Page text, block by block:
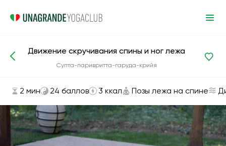
Асаны и упражнения Позы лежа на спине
Движение скручивания спины и ног лежа
Супта-паривритта-гаруда-крийя
2 мин 24 баллов 3 ккал Позы лежа на спине